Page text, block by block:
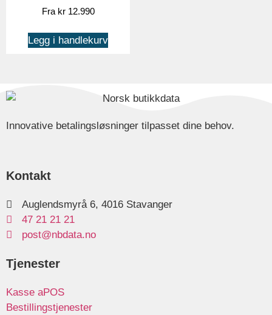
kr12.990
Legg i handlekurv
Innovative betalingsløsninger tilpasset dine behov.
Kontakt
Auglendsmyrå 6, 4016 Stavanger
47 21 21 21
post@nbdata.no
Tjenester
Kasse aPOS
Bestillingstjenester